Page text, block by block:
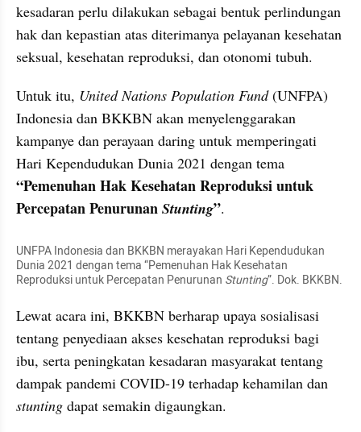
kesadaran perlu dilakukan sebagai bentuk perlindungan
hak dan kepastian atas diterimanya pelayanan kesehatan
seksual, kesehatan reproduksi, dan otonomi tubuh.
Untuk itu, United Nations Population Fund (UNFPA)
Indonesia dan BKKBN akan menyelenggarakan
kampanye dan perayaan daring untuk memperingati
“Pemenuhan Hak Kesehatan Reproduksi untuk
Percepatan Penurunan Stunting”.
UNFPA Indonesia dan BKKBN merayakan Hari Kependudukan
Dunia 2021 dengan tema “Pemenuhan Hak Kesehatan
Reproduksi untuk Percepatan Penurunan Stunting”. Dok. BKKBN.
Lewat acara ini, BKKBN berharap upaya sosialisasi
tentang penyediaan akses kesehatan reproduksi bagi
ibu, serta peningkatan kesadaran masyarakat tentang
stunting dapat semakin digaungkan.